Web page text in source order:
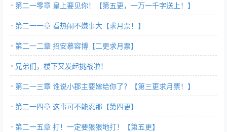
第二一零章 皇上要见你！【第五更，一万一千字送上！】
第二一一章 看热闹不嫌事大【求月票！】
第二一二章 招安慕容博【二更求月票】
兄弟们，楼下又发起挑战啦！
第二一三章 谁说小郡主要嫁给你了？【第三更求月票！】
第二一四章 这事可不能忍那【第四更】
第二一五章 打！一定要狠狠地打！【第五更】